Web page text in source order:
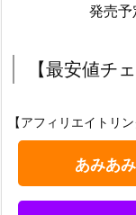
発売予
【最安値チ
【アフィリエイトリ
あみあみ